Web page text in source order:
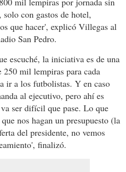
con gastos de hotel,
que hacer', explicó Villegas al
San Pedro.
escuché, la iniciativa es de una
250 mil lempiras para cada
ir a los futbolistas. Y en caso
al ejecutivo, pero ahí es
ser difícil que pase. Lo que
nos hagan un presupuesto (la
del presidente, no vemos
finalizó.